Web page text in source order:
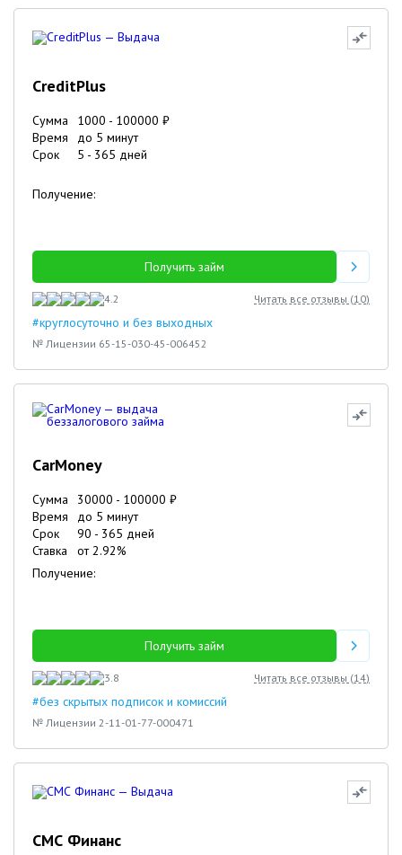
CreditPlus
Сумма 1000 - 100000 ₽
Время
до 5 минут
Срок
5 - 365 дней
Получение:
Получить займ
4.2 Читать все отзывы (10)
#круглосуточно и без выходных
№ Лицензии 65-15-030-45-006452
CarMoney
Сумма 30000 - 100000 ₽
Время
до 5 минут
Срок
90 - 365 дней
Ставка
от2.92%
Получение:
Получить займ
3.8 Читать все отзывы (14)
#без скрытых подписок и комиссий
№ Лицензии 2-11-01-77-000471
СМС Финанс